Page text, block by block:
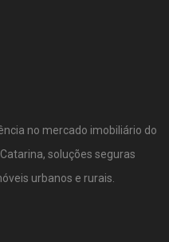
no mercado imobiliário do
soluções seguras
urbanos e rurais.